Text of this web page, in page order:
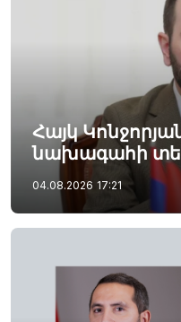
Հայկ
նախագահի
04.08.2026 17:21